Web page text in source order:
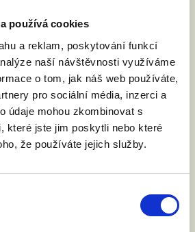
používá cookies
a reklam, poskytování funkcí
naší návštěvnosti využíváme
o tom, jak náš web používáte,
pro sociální média, inzerci a
údaje mohou zkombinovat s
které jste jim poskytli nebo které
že používáte jejich služby.
: